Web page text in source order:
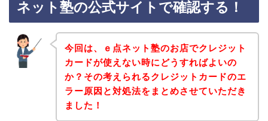
ネット塾の公式サイトで確認する！
今回は、ｅ点ネット塾のお店でクレジット
カードが使えない時にどうすればよいの
か？その考えられるクレジットカードのエ
ラー原因と対処法をまとめさせていただき
ました！